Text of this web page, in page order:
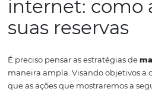
aproveitar as mudanças e
vendasda sua propriedade
este artigo.
Nele
propriedade durante todo o ano.